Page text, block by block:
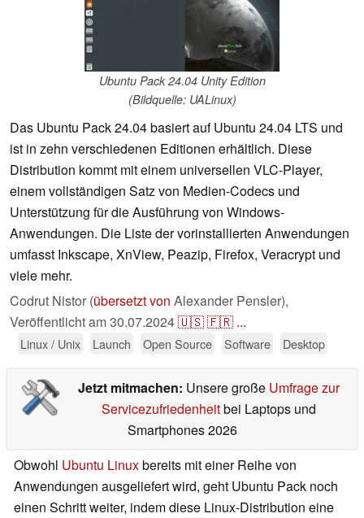
Ubuntu Pack 24.04 Unity Edition
(Bildquelle: UALinux)
Das Ubuntu Pack 24.04 basiert auf Ubuntu 24.04 LTS und
ist in zehn verschiedenen Editionen erhältlich. Diese
Distribution kommt mit einem universellen VLC-Player,
einem vollständigen Satz von Medien-Codecs und
Unterstützung für die Ausführung von Windows-
Anwendungen. Die Liste der vorinstallierten Anwendungen
umfasst Inkscape, XnView, Peazip, Firefox, Veracrypt und
viele mehr.
Codrut Nistor (übersetzt von Alexander Pensler),
Veröffentlicht am30.07.2024🇺🇸🇫🇷 ...
Linux / Unix Launch Open Source Software Desktop
Jetzt mitmachen: Unsere große Umfrage zur
Servicezufriedenheitbei Laptops und
Smartphones 2026
Obwohl Ubuntu Linuxbereits mit einer Reihe von
Anwendungen ausgeliefert wird, geht Ubuntu Pack noch
einen Schritt weiter, indem diese Linux-Distribution eine